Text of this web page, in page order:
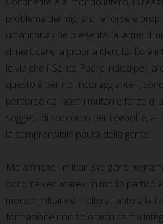
problema dei migranti: e forse è
umanitaria che presenta l’allarme di
dimenticare la propria identità. Ed è
le vie che il Santo Padre indica per la
questo è per noi incoraggiante -,
percorse dai nostri militari e forze di
soggetti di soccorso per i deboli e, al
la comprensibile paura della gente.
Ma affinché i militari svolgano
occorre «educare», in modo
mondo militare è molto attento alla
formazione non solo tecnica ma